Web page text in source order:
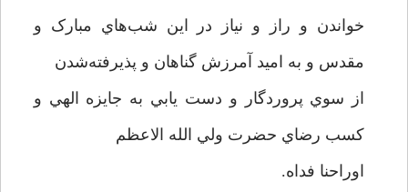
خواندن و راز و نياز در اين شب‌هاي مبارک و
مقدس و به اميد آمرزش گناهان و پذيرفته‌شدن
از سوي پروردگار و دست يابي به جايزه الهي و
کسب رضاي حضرت ولي الله الاعظم
اوراحنا فداه.